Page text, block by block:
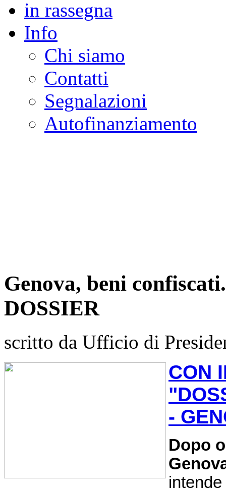
in rassegna
Info
Chi siamo
Contatti
Segnalazioni
Autofinanziamento
Genova, beni
DOSSIER
scritto da Ufficio di
CON
-
Dopo